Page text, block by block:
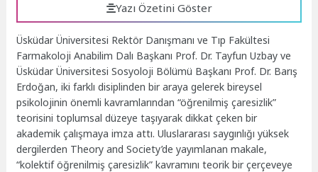
Yazı Özetini Göster
Üsküdar Üniversitesi Rektör Danışmanı ve Tıp Fakültesi
Farmakoloji Anabilim Dalı Başkanı Prof. Dr. Tayfun Uzbay ve
Üsküdar Üniversitesi Sosyoloji Bölümü Başkanı Prof. Dr. Barış
Erdoğan, iki farklı disiplinden bir araya gelerek bireysel
psikolojinin önemli kavramlarından “öğrenilmiş çaresizlik”
teorisini toplumsal düzeye taşıyarak dikkat çeken bir
akademik çalışmaya imza attı. Uluslararası saygınlığı yüksek
dergilerden Theory and Society’de yayımlanan makale,
“kolektif öğrenilmiş çaresizlik” kavramını teorik bir çerçeveye